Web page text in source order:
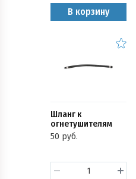
В корзину
Шланг к
огнетушителям
(ОП d-14мм)
50 руб.